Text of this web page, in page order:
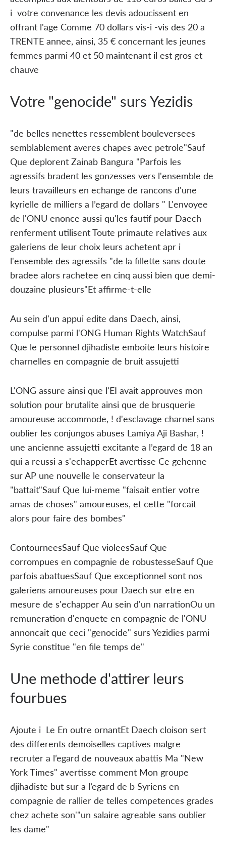
i votre convenance les devis adoucissent en
offrant l'age Comme 70 dollars vis-i -vis des 20 a
TRENTE annee, ainsi, 35 € concernant les jeunes
femmes parmi 40 et 50 maintenant il est gros et
chauve
Votre "genocide" surs Yezidis
"de belles nenettes ressemblent bouleversees
semblablement averes chapes avec petrole"Sauf
Que deplorent Zainab Bangura "Parfois les
agressifs bradent les gonzesses vers l'ensemble de
leurs travailleurs en echange de rancons d'une
kyrielle de milliers a l’egard de dollars " L'envoyee
de l'ONU enonce aussi qu'les fautif pour Daech
renferment utilisent Toute primaute relatives aux
galeriens de leur choix leurs achetent apr i
l'ensemble des agressifs "de la fillette sans doute
bradee alors rachetee en cinq aussi bien que demi-
douzaine plusieurs"Et affirme-t-elle
Au sein d'un appui edite dans Daech, ainsi,
compulse parmi l'ONG Human Rights WatchSauf
Que le personnel djihadiste emboite leurs histoire
charnelles en compagnie de bruit assujetti
L'ONG assure ainsi que l'EI avait approuves mon
solution pour brutalite ainsi que de brusquerie
amoureuse accommode, ! d'esclavage charnel sans
oublier les conjungos abuses Lamiya Aji Bashar, !
une ancienne assujetti excitante a l’egard de 18 an
qui a reussi a s'echapperEt avertisse Ce gehenne
sur AP une nouvelle le conservateur la
"battait"Sauf Que lui-meme "faisait entier votre
amas de choses" amoureuses, et cette "forcait
alors pour faire des bombes"
ContourneesSauf Que violeesSauf Que
corrompues en compagnie de robustesseSauf Que
parfois abattuesSauf Que exceptionnel sont nos
galeriens amoureuses pour Daech sur etre en
mesure de s'echapper Au sein d'un narrationOu un
remuneration d'enquete en compagnie de l'ONU
annoncait que ceci "genocide" surs Yezidies parmi
Syrie constitue "en file temps de"
Une methode d'attirer leurs
fourbues
Ajoute i Le En outre ornantEt Daech cloison sert
des differents demoiselles captives malgre
recruter a l’egard de nouveaux abattis Ma "New
York Times" avertisse comment Mon groupe
djihadiste but sur a l’egard de b Syriens en
compagnie de rallier de telles competences grades
chez achete son'"un salaire agreable sans oublier
les dame"